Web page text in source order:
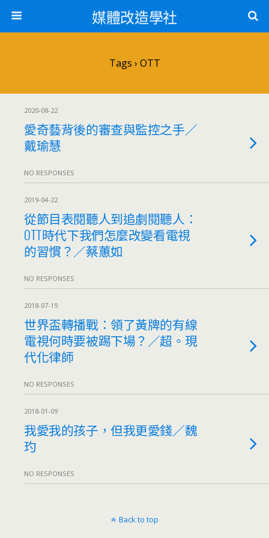
媒體改造學社
Tags › OTT
2020-08-22
愛奇藝背後的審查與監控之手／
戴瑜慧
NO RESPONSES
2019-04-22
從節目表閱聽人到追劇閱聽人：
OTT時代下我們怎麼改變看電視
的習慣？／蔡蕙如
NO RESPONSES
2018-07-19
世界盃轉播戰：領了黃牌的有線
電視何時要被踢下場？／超。現
代化律師
NO RESPONSES
2018-01-09
我愛我的孩子，但我更愛錢／魏
玓
NO RESPONSES
Back to top